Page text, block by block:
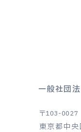
一般社団
〒103-0027
東京都中